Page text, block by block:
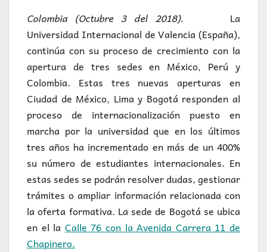
Colombia (Octubre 3 del 2018). La
Universidad Internacional de Valencia (España),
continúa con su proceso de crecimiento con la
apertura de tres sedes en México, Perú y
Colombia. Estas tres nuevas aperturas en
Ciudad de México, Lima y Bogotá responden al
proceso de internacionalización puesto en
marcha por la universidad que en los últimos
tres años ha incrementado en más de un 400%
su número de estudiantes internacionales. En
estas sedes se podrán resolver dudas, gestionar
trámites o ampliar información relacionada con
la oferta formativa. La sede de Bogotá se ubica
en el la Calle 76 con la Avenida Carrera 11 de
Chapinero.